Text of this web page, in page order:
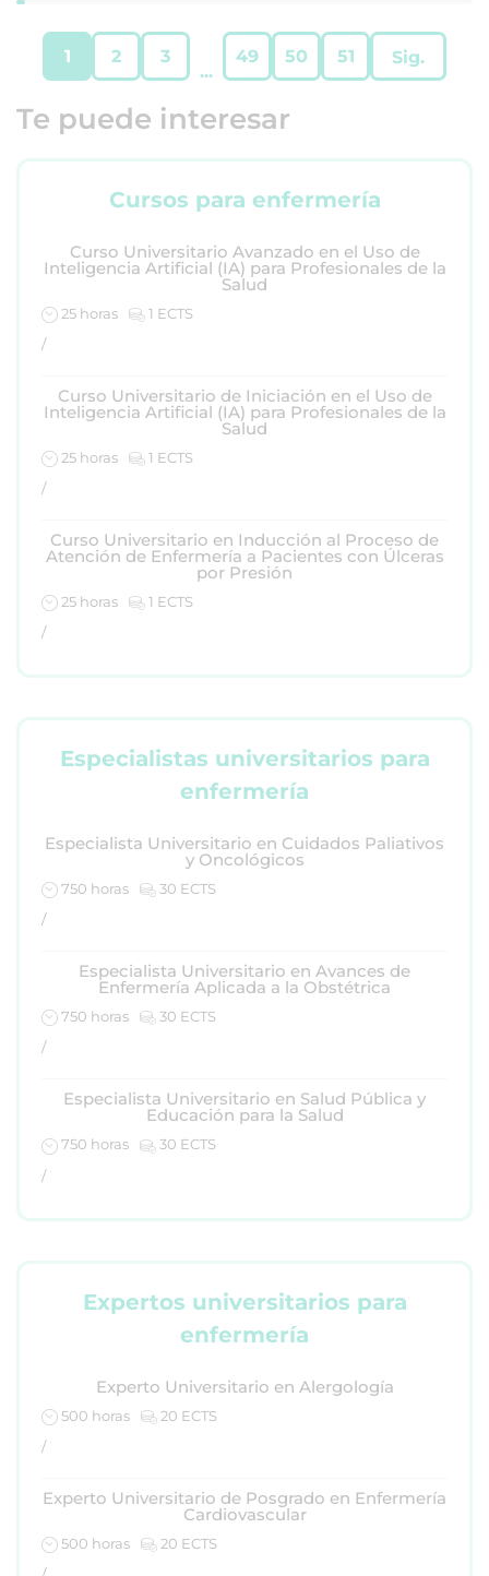
1 2 3
...
49 50 51 Sig.
Te puede interesar
Cursos para enfermería
Curso Universitario Avanzado en el Uso de
Inteligencia Artificial (IA) para Profesionales de la
Salud
25 horas
1 ECTS
/
Curso Universitario de Iniciación en el Uso de
Inteligencia Artificial (IA) para Profesionales de la
Salud
25 horas
1 ECTS
/
Curso Universitario en Inducción al Proceso de
Atención de Enfermería a Pacientes con Úlceras
por Presión
25 horas
1 ECTS
/
Especialistas universitarios para
enfermería
Especialista Universitario en Cuidados Paliativos
y Oncológicos
750 horas
30 ECTS
/
Especialista Universitario en Avances de
Enfermería Aplicada a la Obstétrica
750 horas
30 ECTS
/
Especialista Universitario en Salud Pública y
Educación para la Salud
750 horas
30 ECTS
/
Expertos universitarios para
enfermería
Experto Universitario en Alergología
500 horas
20 ECTS
/
Experto Universitario de Posgrado en Enfermería
Cardiovascular
500 horas
20 ECTS